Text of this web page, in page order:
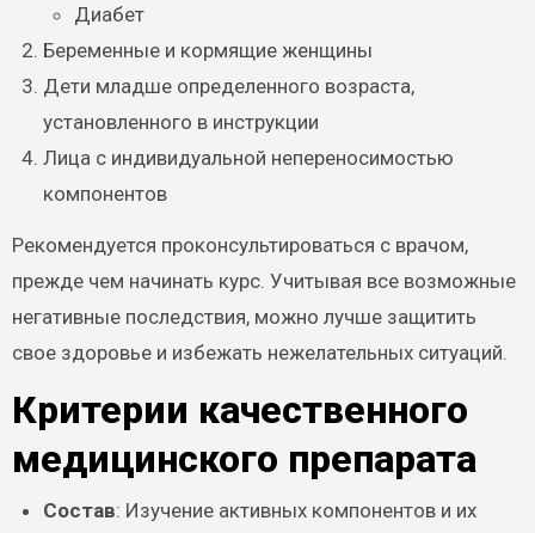
Диабет
Беременные и кормящие женщины
Дети младше определенного возраста,
установленного в инструкции
Лица с индивидуальной непереносимостью
компонентов
Рекомендуется проконсультироваться с врачом,
прежде чем начинать курс. Учитывая все возможные
негативные последствия, можно лучше защитить
свое здоровье и избежать нежелательных ситуаций.
Критерии качественного
медицинского препарата
Состав: Изучение активных компонентов и их